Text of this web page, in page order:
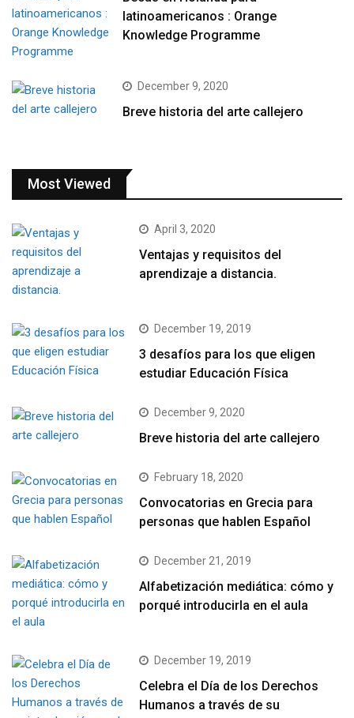
latinoamericanos : Orange
Knowledge Programme
December 9, 2020
Breve historia del arte callejero
Most Viewed
April 3, 2020
Ventajas y requisitos del
aprendizaje a distancia.
December 19, 2019
3 desafíos para los que eligen
estudiar Educación Física
December 9, 2020
Breve historia del arte callejero
February 18, 2020
Convocatorias en Grecia para
personas que hablen Español
December 21, 2019
Alfabetización mediática: cómo y
porqué introducirla en el aula
December 19, 2019
Celebra el Día de los Derechos
Humanos a través de su